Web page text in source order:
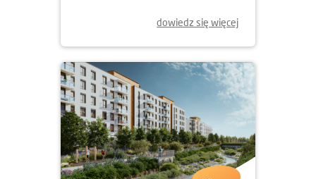
dowiedz się więcej